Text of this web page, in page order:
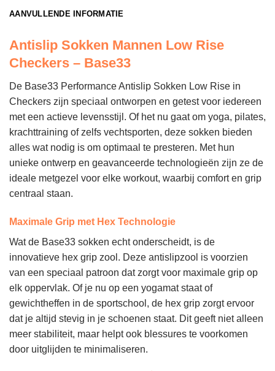
AANVULLENDE INFORMATIE
Antislip Sokken Mannen Low Rise
Checkers – Base33
De Base33 Performance Antislip Sokken Low Rise in
Checkers zijn speciaal ontworpen en getest voor iedereen
met een actieve levensstijl. Of het nu gaat om yoga, pilates,
krachttraining of zelfs vechtsporten, deze sokken bieden
alles wat nodig is om optimaal te presteren. Met hun
unieke ontwerp en geavanceerde technologieën zijn ze de
ideale metgezel voor elke workout, waarbij comfort en grip
centraal staan.
Maximale Grip met Hex Technologie
Wat de Base33 sokken echt onderscheidt, is de
innovatieve hex grip zool. Deze antislipzool is voorzien
van een speciaal patroon dat zorgt voor maximale grip op
elk oppervlak. Of je nu op een yogamat staat of
gewichtheffen in de sportschool, de hex grip zorgt ervoor
dat je altijd stevig in je schoenen staat. Dit geeft niet alleen
meer stabiliteit, maar helpt ook blessures te voorkomen
door uitglijden te minimaliseren.